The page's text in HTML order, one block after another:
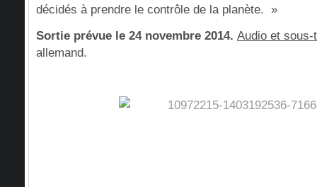
décidés à prendre le contrôle de la planète. »
Sortie prévue le 24 novembre 2014. Audio et sous-
allemand.